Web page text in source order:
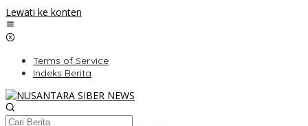
Lewati ke konten
Terms of Service
Indeks Berita